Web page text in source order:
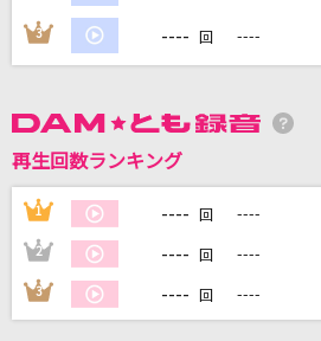
カラオケをもっと楽し
自宅でカラオケ歌い放
家族や友達と一緒に！練
3 ---- 回 ----
再生回数ランキング
1 ---- 回 ----
2 ---- 回 ----
3 ---- 回 ----